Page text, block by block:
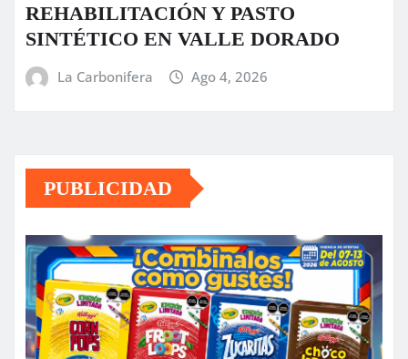
REHABILITACIÓN Y PASTO
SINTÉTICO EN VALLE DORADO
La Carbonifera Ago 4, 2026
PUBLICIDAD